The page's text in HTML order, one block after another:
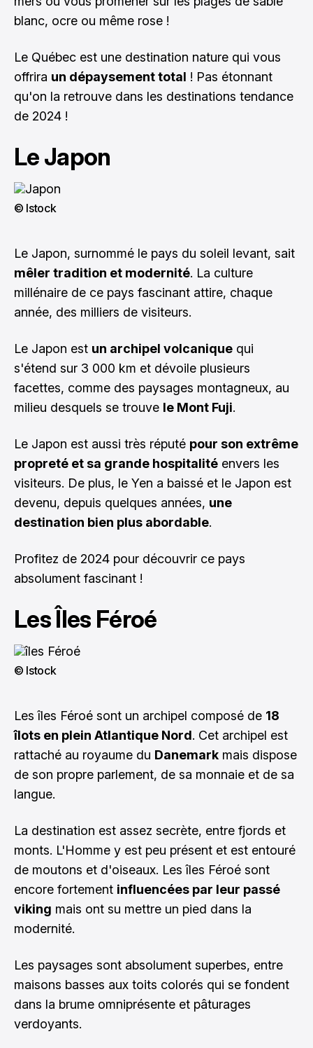
blanc, ocre ou même rose !
Le Québec est une destination nature qui vous
offrira un dépaysement total ! Pas étonnant
qu'on la retrouve dans les destinations tendance
de 2024 !
Le Japon
© Istock
Le Japon, surnommé le pays du soleil levant, sait
mêler tradition et modernité. La culture
millénaire de ce pays fascinant attire, chaque
année, des milliers de visiteurs.
Le Japon est un archipel volcanique qui
s'étend sur 3 000 km et dévoile plusieurs
facettes, comme des paysages montagneux, au
milieu desquels se trouve le Mont Fuji.
Le Japon est aussi très réputé pour son extrême
propreté et sa grande hospitalité envers les
visiteurs. De plus, le Yen a baissé et le Japon est
devenu, depuis quelques années, une
destination bien plus abordable.
Profitez de 2024 pour découvrir ce pays
absolument fascinant !
Les Îles Féroé
© Istock
Les îles Féroé sont un archipel composé de 18
îlots en plein Atlantique Nord. Cet archipel est
rattaché au royaume du Danemark mais dispose
de son propre parlement, de sa monnaie et de sa
langue.
La destination est assez secrète, entre fjords et
monts. L'Homme y est peu présent et est entouré
de moutons et d'oiseaux. Les îles Féroé sont
encore fortement influencées par leur passé
viking mais ont su mettre un pied dans la
modernité.
Les paysages sont absolument superbes, entre
maisons basses aux toits colorés qui se fondent
dans la brume omniprésente et pâturages
verdoyants.